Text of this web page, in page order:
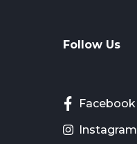
Follow Us
Facebook
Instagram